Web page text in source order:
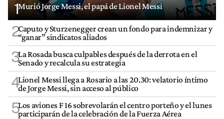
1Murió Jorge Messi, el papá de Lionel Messi
2Caputo y Sturzenegger crean un fondo para indemnizar y
“ganar” sindicatos aliados
3La Rosada busca culpables después de la derrota en el
Senado y recalcula su estrategia
4Lionel Messi llega a Rosario a las 20.30: velatorio íntimo
de Jorge Messi, sin acceso al público
5Los aviones F 16 sobrevolarán el centro porteño y el lunes
participarán de la celebración de la Fuerza Aérea